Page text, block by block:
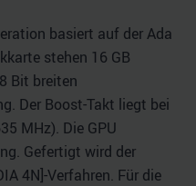
basiert auf der Ada
stehen 16 GB
Bit breiten
Der Boost-Takt liegt bei
MHz). Die GPU
Gefertigt wird der
4N]-Verfahren. Für die